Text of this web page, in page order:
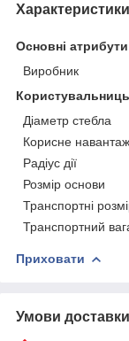
Характеристики
Основні атрибути
Виробник
Діаметр стебла
Корисне
Радіус дії
Розмір основи
Транспортні
Транспортний
Приховати
Умови доставки